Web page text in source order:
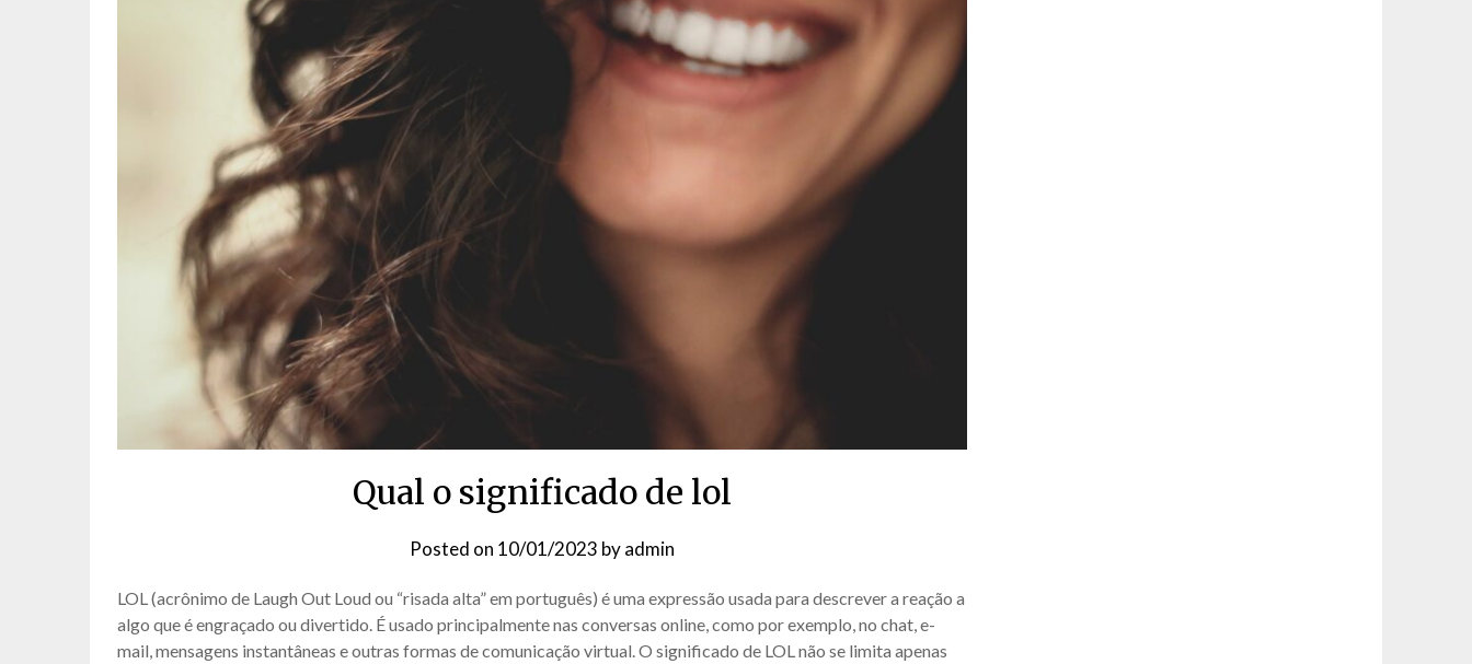
Qual o significado de lol
Posted on 10/01/2023 byadmin
LOL (acrônimo de Laugh Out Loud ou “risada alta” em português) é uma expressão usada para descrever a reação a
algo que é engraçado ou divertido. É usado principalmente nas conversas online, como por exemplo, no chat, e-
mail, mensagens instantâneas e outras formas de comunicação virtual. O significado de LOL não se limita apenas